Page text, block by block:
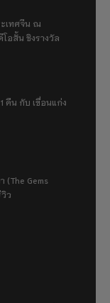
ะเทศจีน ณ
อสั้น ชิงรางวัล
คืน กับ เขื่อนแก่ง
(The Gems
ว